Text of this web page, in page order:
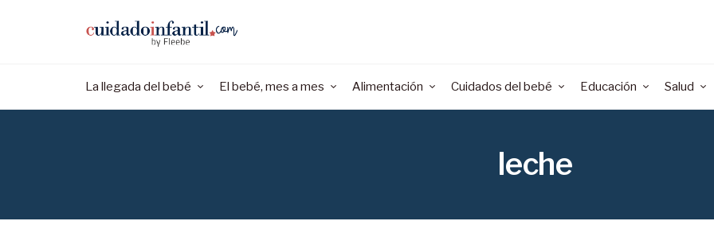
La llegada del bebé El bebé, mes a mes Alimentación Cuidados del bebé Educación Salud
leche